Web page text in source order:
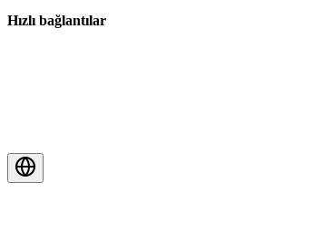
Hızlı bağlantılar